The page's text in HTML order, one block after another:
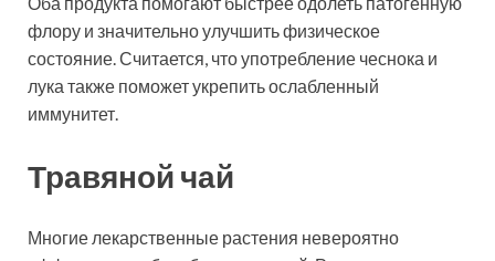
флору и значительно улучшить физическое
состояние. Считается, что употребление чеснока и
лука также поможет укрепить ослабленный
иммунитет.
Травяной чай
Многие лекарственные растения невероятно